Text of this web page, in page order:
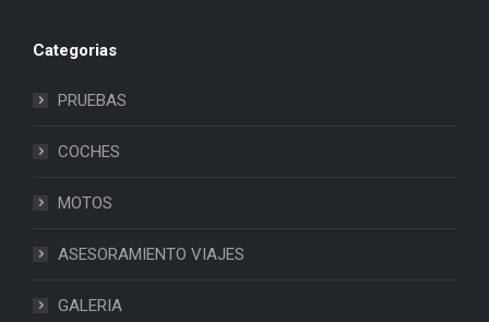
Categorias
PRUEBAS
COCHES
MOTOS
ASESORAMIENTO VIAJES
GALERIA